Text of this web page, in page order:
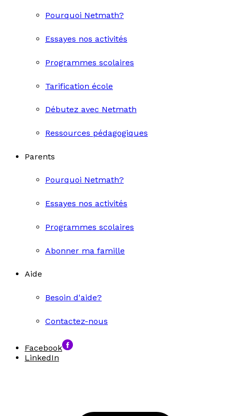
Pourquoi Netmath?
Essayes nos activités
Programmes scolaires
Tarification école
Débutez avec Netmath
Ressources pédagogiques
Parents
Pourquoi Netmath?
Essayes nos activités
Programmes scolaires
Abonner ma famille
Aide
Besoin d'aide?
Contactez-nous
Facebook
LinkedIn